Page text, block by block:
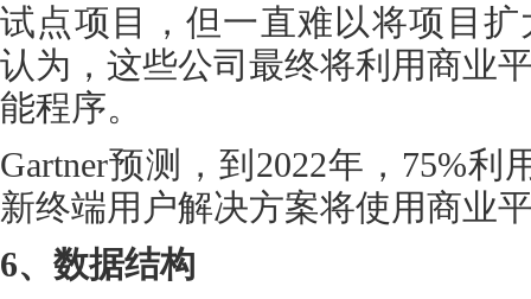
试点项目，但一直难以将项目扩
认为，这些公司最终将利用商业
能程序。
Gartner预测，到2022年，75%
新终端用户解决方案将使用商业
6、数据结构